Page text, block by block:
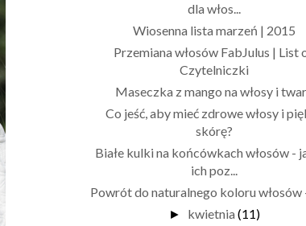
dla włos...
Wiosenna lista marzeń | 2015
Przemiana włosów FabJulus | List
Czytelniczki
Maseczka z mango na włosy i
Co jeść, aby mieć zdrowe włosy i
skórę?
Białe kulki na końcówkach włosów -
ich poz...
Powrót do naturalnego koloru włosów
► kwietnia (11)